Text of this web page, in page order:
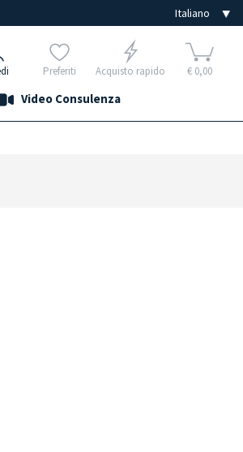
Preferiti Acquisto rapido € 0,00
Video Consulenza